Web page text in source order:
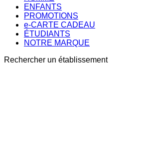
ENFANTS
PROMOTIONS
e-CARTE CADEAU
ÉTUDIANTS
NOTRE MARQUE
Rechercher un établissement